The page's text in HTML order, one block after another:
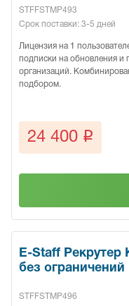
STFFSTMP493
Срок поставки: 3-5 дней
Лицензия на 1
подписки на обновления и
организаций.
подбором.
24 400 q
E-Staff
без ограничений
STFFSTMP496